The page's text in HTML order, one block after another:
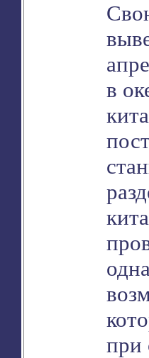
в
при